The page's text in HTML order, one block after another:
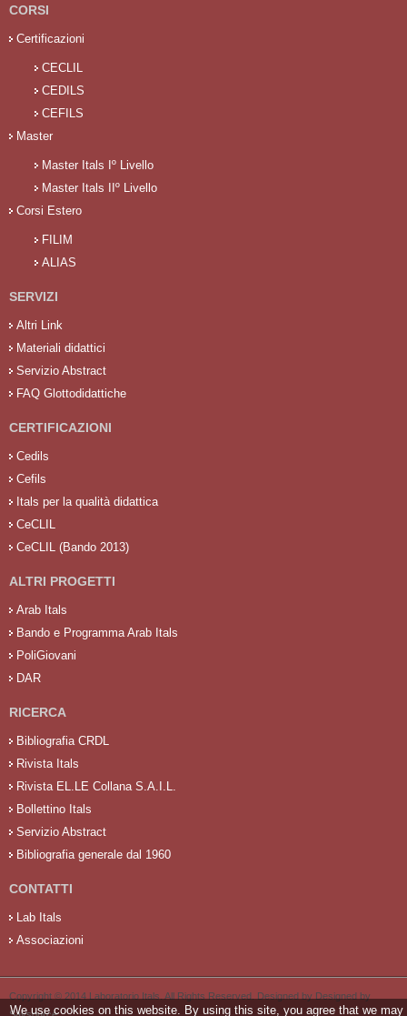
CORSI
Certificazioni
CECLIL
CEDILS
CEFILS
Master
Master Itals Iº Livello
Master Itals IIº Livello
Corsi Estero
FILIM
ALIAS
SERVIZI
Altri Link
Materiali didattici
Servizio Abstract
FAQ Glottodidattiche
CERTIFICAZIONI
Cedils
Cefils
Itals per la qualità didattica
CeCLIL
CeCLIL (Bando 2013)
ALTRI PROGETTI
Arab Itals
Bando e Programma Arab Itals
PoliGiovani
DAR
RICERCA
Bibliografia CRDL
Rivista Itals
Rivista EL.LE Collana S.A.I.L.
Bollettino Itals
Servizio Abstract
Bibliografia generale dal 1960
CONTATTI
Lab Itals
Associazioni
Copyright © 2014 Laboratorio Itals. All Rights Reserved. Designed by Designed by
We use cookies on this website. By using this site, you agree that we may